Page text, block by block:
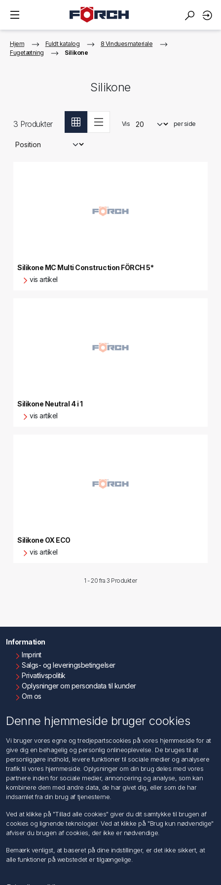
Hjem Fuldt katalog
8 Vinduesmateriale
Fugetætning
Silikone
Silikone
3 Produkter Vis per side
Silikone MC Multi Construction FÖRCH 5*
vis artikel
Silikone Neutral 4 i 1
vis artikel
Silikone OX ECO
vis artikel
1 - 20 fra 3 Produkter
Information
Imprint
Salgs- og leveringsbetingelser
Privatlivspolitik
Oplysninger om persondata til kunder
Om os
Søg
Min konto
Min konto
Ordrer
Adresser
Ansøg om Sælger konto
Følg os
Denne hjemmeside bruger cookies
Vi bruger vores egne og tredjepartscookies på vores hjemmeside for at
give dig en behagelig og personlig onlineoplevelse. De bruges til at
personliggøre indhold, levere funktioner til sociale medier og analysere
trafik til vores hjemmeside. Oplysninger om din brug deles med vores
partnere inden for sociale medier, annoncering og analyse, som kan
kombinere dem med andre data, de har givet dig, eller som de har
indsamlet fra din brug af tjenesterne.
Ved at klikke på "Tillad alle cookies" giver du dit samtykke til brugen af
cookies og lignende teknologier. Ved at klikke på "Brug kun nødvendige"
afviser du brugen af cookies, der ikke er nødvendige.
Bemærk venligst, at baseret på dine indstillinger, er det ikke sikkert, at
alle funktioner på webstedet er tilgængelige.